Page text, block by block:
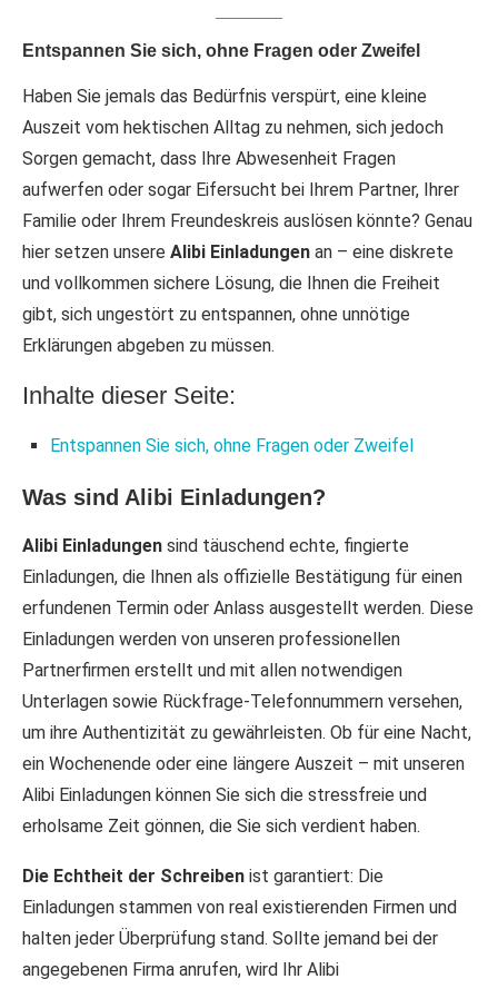
Entspannen Sie sich, ohne Fragen oder Zweifel
Haben Sie jemals das Bedürfnis verspürt, eine kleine
Auszeit vom hektischen Alltag zu nehmen, sich jedoch
Sorgen gemacht, dass Ihre Abwesenheit Fragen
aufwerfen oder sogar Eifersucht bei Ihrem Partner, Ihrer
Familie oder Ihrem Freundeskreis auslösen könnte? Genau
hier setzen unsere Alibi Einladungen an – eine diskrete
und vollkommen sichere Lösung, die Ihnen die Freiheit
gibt, sich ungestört zu entspannen, ohne unnötige
Erklärungen abgeben zu müssen.
Inhalte dieser Seite:
Entspannen Sie sich, ohne Fragen oder Zweifel
Was sind Alibi Einladungen?
Alibi Einladungen sind täuschend echte, fingierte
Einladungen, die Ihnen als offizielle Bestätigung für einen
erfundenen Termin oder Anlass ausgestellt werden. Diese
Einladungen werden von unseren professionellen
Partnerfirmen erstellt und mit allen notwendigen
Unterlagen sowie Rückfrage-Telefonnummern versehen,
um ihre Authentizität zu gewährleisten. Ob für eine Nacht,
ein Wochenende oder eine längere Auszeit – mit unseren
Alibi Einladungen können Sie sich die stressfreie und
erholsame Zeit gönnen, die Sie sich verdient haben.
Die Echtheit der Schreiben ist garantiert: Die
Einladungen stammen von real existierenden Firmen und
halten jeder Überprüfung stand. Sollte jemand bei der
angegebenen Firma anrufen, wird Ihr Alibi